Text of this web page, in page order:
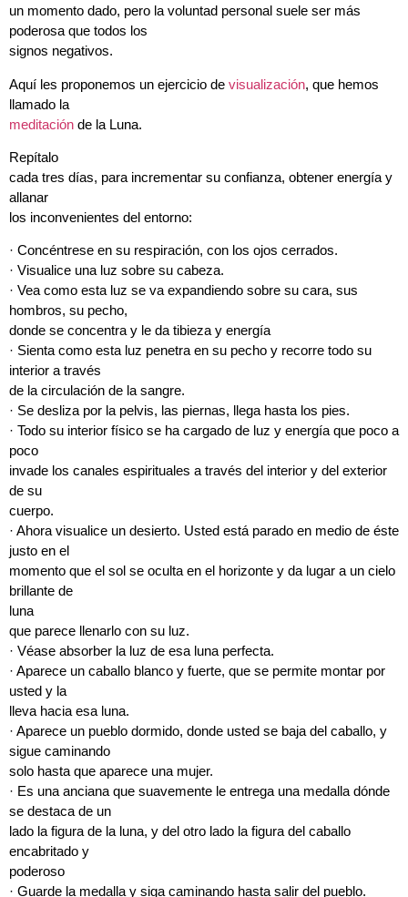
un momento dado, pero la voluntad personal suele ser más
poderosa que todos los
signos negativos.
Aquí les proponemos un ejercicio de visualización, que hemos
llamado la
meditación de la Luna.
Repítalo
cada tres días, para incrementar su confianza, obtener energía y
allanar
los inconvenientes del entorno:
· Concéntrese en su respiración, con los ojos cerrados.
· Visualice una luz sobre su cabeza.
· Vea como esta luz se va expandiendo sobre su cara, sus
hombros, su pecho,
donde se concentra y le da tibieza y energía
· Sienta como esta luz penetra en su pecho y recorre todo su
interior a través
de la circulación de la sangre.
· Se desliza por la pelvis, las piernas, llega hasta los pies.
· Todo su interior físico se ha cargado de luz y energía que poco a
poco
invade los canales espirituales a través del interior y del exterior
de su
cuerpo.
· Ahora visualice un desierto. Usted está parado en medio de éste
justo en el
momento que el sol se oculta en el horizonte y da lugar a un cielo
brillante de
luna
que parece llenarlo con su luz.
· Véase absorber la luz de esa luna perfecta.
· Aparece un caballo blanco y fuerte, que se permite montar por
usted y la
lleva hacia esa luna.
· Aparece un pueblo dormido, donde usted se baja del caballo, y
sigue caminando
solo hasta que aparece una mujer.
· Es una anciana que suavemente le entrega una medalla dónde
se destaca de un
lado la figura de la luna, y del otro lado la figura del caballo
encabritado y
poderoso
· Guarde la medalla y siga caminando hasta salir del pueblo.